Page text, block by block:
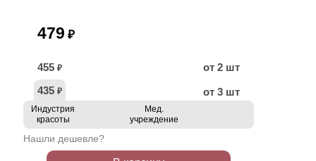
479 ₽
455 ₽
от 2 шт
435 ₽ от 3 шт
Индустрия
красоты
Мед.
учреждение
Нашли дешевле?